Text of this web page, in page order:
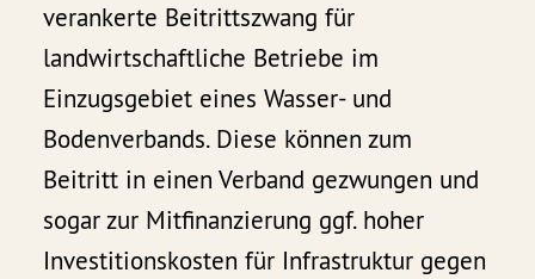
verankerte Beitrittszwang für
landwirtschaftliche Betriebe im
Einzugsgebiet eines Wasser- und
Bodenverbands. Diese können zum
Beitritt in einen Verband gezwungen und
sogar zur Mitfinanzierung ggf. hoher
Investitionskosten für Infrastruktur gegen